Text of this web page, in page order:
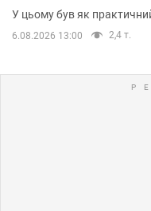
У цьому був як
6.08.2026 13:00 2,4 т.